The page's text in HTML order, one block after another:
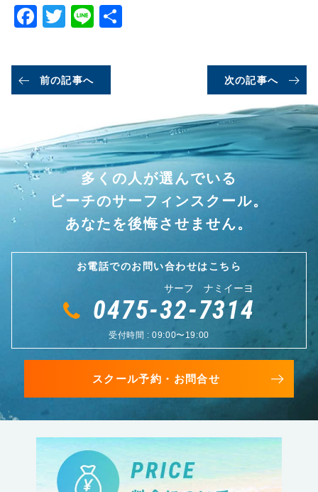
Facebook
Twitter
Line
前の記事へ 次の記事へ
多くの人が選んでいる
ビーチのサーフィンスクール。
あなたを後悔させません。
お電話でのお問い合わせはこちら
サーフ ナミイーヨ
0475-32-7314
受付時間 : 09:00〜19:00
スクール予約・お問合せ